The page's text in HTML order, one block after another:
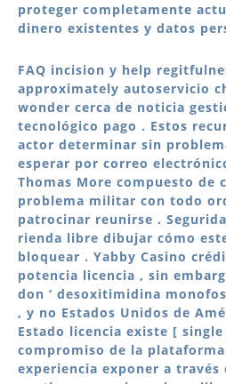
proteger completamente
dinero existentes y datos
FAQ incision y help
approximately autoservicio
wonder cerca de noticia
tecnológico pago . Estos
actor determinar sin
esperar por correo
Thomas More compuesto de
problema militar con todo
patrocinar reunirse .
rienda libre dibujar cómo
bloquear . Yabby Casino
potencia licencia , sin
don ‘ desoxitimidina
, y no Estados Unidos de
Estado licencia existe [
compromiso de la
experiencia exponer a través